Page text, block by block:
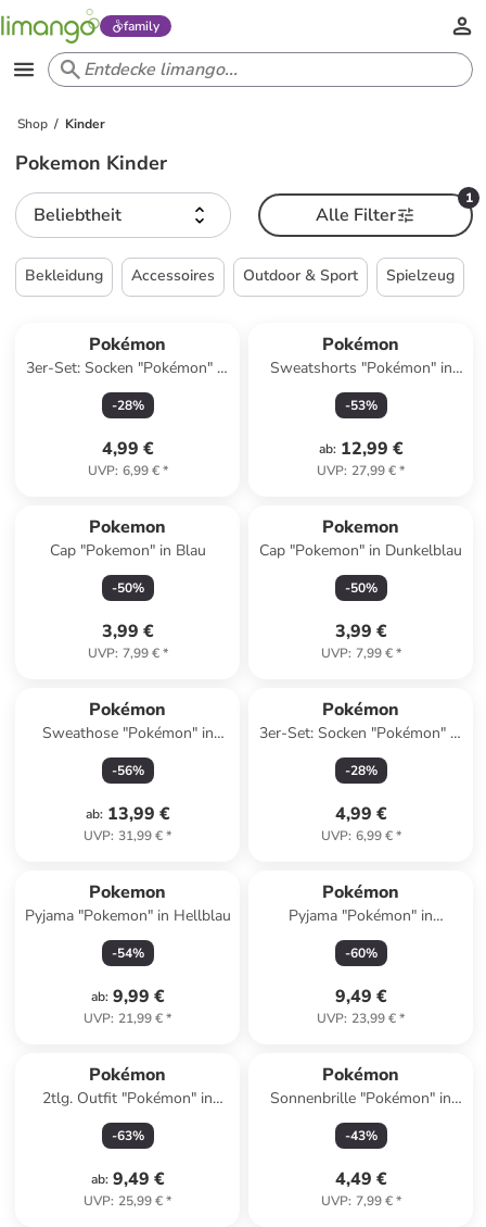
family
Shop Kinder
Pokemon Kinder
Beliebtheit
1
Alle Filter
Bekleidung Accessoires Outdoor & Sport Spielzeug
Pokémon
3er-Set: Socken "Pokémon" in
Blau/ Dunkelblau/ Grau
-28%
4,99 €
UVP: 6,99 €*
Pokémon
Sweatshorts "Pokémon" in
Dunkelblau
-53%
ab: 12,99 €
UVP: 27,99 €*
Pokemon
Cap "Pokemon" in Blau
-50%
3,99 €
UVP: 7,99 €*
Pokemon
Cap "Pokemon" in Dunkelblau
-50%
3,99 €
UVP: 7,99 €*
Pokémon
Sweathose "Pokémon" in
Grau
-56%
ab: 13,99 €
UVP: 31,99 €*
Pokémon
3er-Set: Socken "Pokémon" in
Gelb/ Pink/ Türkis
-28%
4,99 €
UVP: 6,99 €*
Pokemon
Pyjama "Pokemon" in Hellblau
-54%
ab: 9,99 €
UVP: 21,99 €*
Pokémon
Pyjama "Pokémon" in
Hellblau/ Dunkelblau
-60%
9,49 €
UVP: 23,99 €*
Pokémon
2tlg. Outfit "Pokémon" in
Weiß/ Blau
-63%
ab: 9,49 €
UVP: 25,99 €*
Pokémon
Sonnenbrille "Pokémon" in
Schwarz/ Rot
-43%
4,49 €
UVP: 7,99 €*